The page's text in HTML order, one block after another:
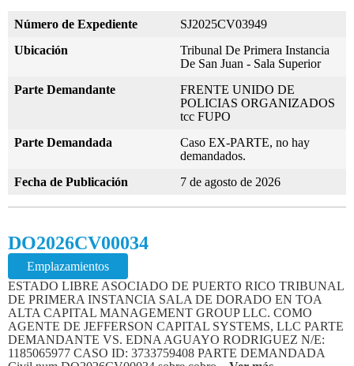
Número de Expediente
SJ2025CV03949
Ubicación
Tribunal De Primera Instancia
De San Juan - Sala Superior
Parte Demandante
FRENTE UNIDO DE
POLICIAS ORGANIZADOS
tcc FUPO
Parte Demandada
Caso EX-PARTE, no hay
demandados.
Fecha de Publicación
7 de agosto de 2026
DO2026CV00034
Emplazamientos
ESTADO LIBRE ASOCIADO DE PUERTO RICO TRIBUNAL
DE PRIMERA INSTANCIA SALA DE DORADO EN TOA
ALTA CAPITAL MANAGEMENT GROUP LLC. COMO
AGENTE DE JEFFERSON CAPITAL SYSTEMS, LLC PARTE
DEMANDANTE VS. EDNA AGUAYO RODRIGUEZ N/E:
1185065977 CASO ID: 3733759408 PARTE DEMANDADA